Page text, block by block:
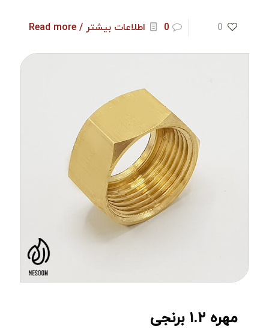
0
0 اطلاعات بیشتر / Read more
مهره ۱.۲ برنجی